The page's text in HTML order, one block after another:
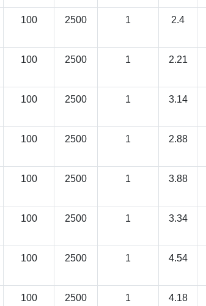
100 2500 1 2.4
100 2500 1 2.21
100 2500 1 3.14
100 2500 1 2.88
100 2500 1 3.88
100 2500 1 3.34
100 2500 1 4.54
100 2500 1 4.18